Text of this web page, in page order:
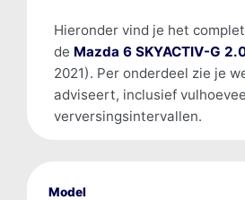
Hieronder vind je het
de Mazda 6 SKYACTIV-G
2021). Per onderdeel zie je
adviseert, inclusief
verversingsintervallen.
Model